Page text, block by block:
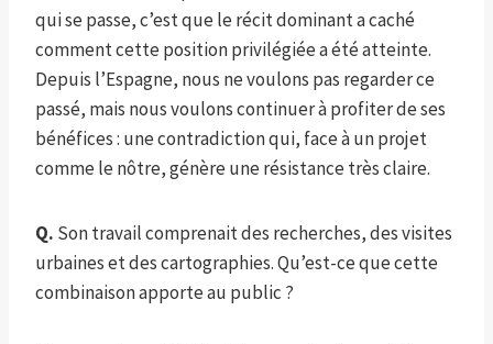
qui se passe, c’est que le récit dominant a caché
comment cette position privilégiée a été atteinte.
Depuis l’Espagne, nous ne voulons pas regarder ce
passé, mais nous voulons continuer à profiter de ses
bénéfices : une contradiction qui, face à un projet
comme le nôtre, génère une résistance très claire.
Q. Son travail comprenait des recherches, des visites
urbaines et des cartographies. Qu’est-ce que cette
combinaison apporte au public ?